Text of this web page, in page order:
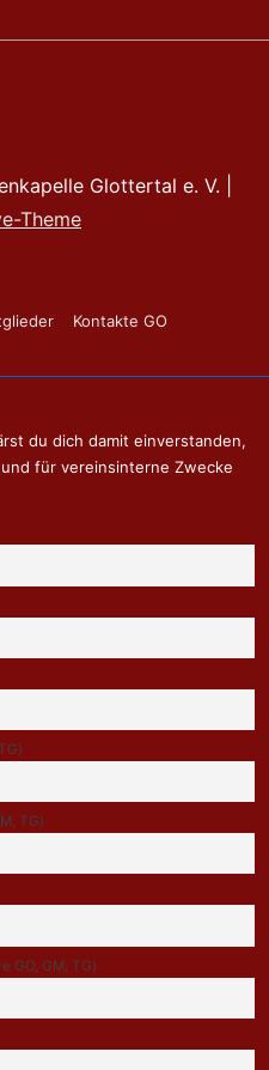
Glottertal e. V.
Theme
Kontakte GO
du dich damit einverstanden,
für vereinsinterne Zwecke
TG)
GO, GM, TG)